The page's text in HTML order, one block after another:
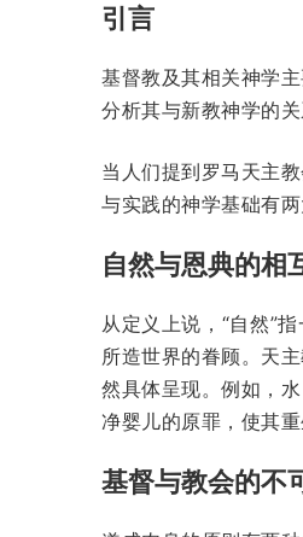
引言
基督教及其相关神学
分析其与新教神学的关
当人们提到罗马天主
与实践的神学基础有
自然与恩典的相
从定义上说，“自然”
所造世界的眷顾。天
然具体呈现。例如，
净婴儿的原罪，使其
基督与教会的不